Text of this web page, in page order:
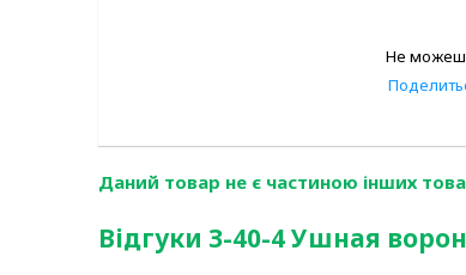
Не можеш
Даний товар не є частиною інших
Відгуки З-40-4 Ушная